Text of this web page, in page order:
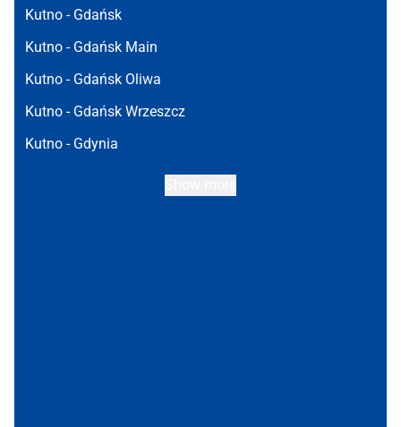
Kutno - Gdańsk
Kutno - Gdańsk Main
Kutno - Gdańsk Oliwa
Kutno - Gdańsk Wrzeszcz
Kutno - Gdynia